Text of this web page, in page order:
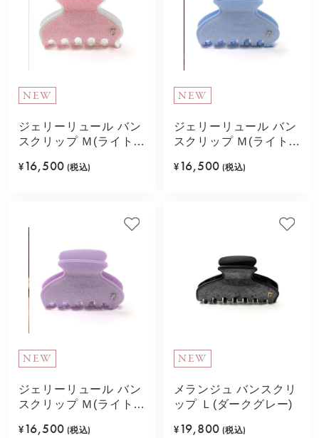
NEW
ジェリーリュール バン
スクリップ Ｍ(ライトピ
¥ 16,500 (税込)
NEW
ジェリーリュール バン
スクリップ Ｍ(ライトブ
¥ 16,500 (税込)
NEW
ジェリーリュール バン
スクリップ Ｍ(ライトパ
¥ 16,500 (税込)
NEW
メランジュ バンスクリ
ップ Ｌ(ダークグレー)
¥ 19,800 (税込)